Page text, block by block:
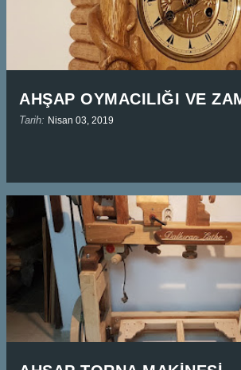
AHŞAP OYMACILIĞI VE
Tarih: Nisan 03, 2019